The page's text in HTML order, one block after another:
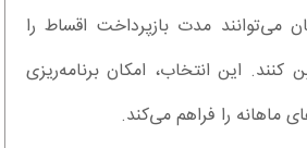
می‌توانند مدت بازپرداخت اقساط را
ماه تعیین کنند. این انتخاب، امکان برنامه‌ریزی
ماهانه را فراهم می‌کند.